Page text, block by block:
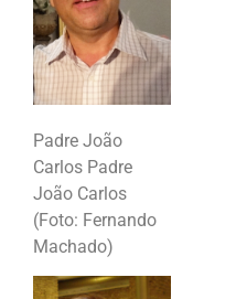
Padre João
Carlos Padre
João Carlos
(Foto: Fernando
Machado)